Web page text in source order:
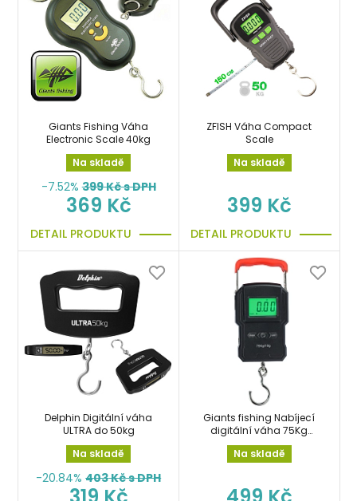
Giants Fishing Váha
Electronic Scale 40kg
Na skladě
-7.52% 399Kč s DPH
369 Kč
DETAIL PRODUKTU
ZFISH Váha Compact
Scale
Na skladě
399 Kč
DETAIL PRODUKTU
Delphin Digitální váha
ULTRA do 50kg
Na skladě
-20.84% 403Kč s DPH
Giants fishing Nabíjecí
digitální váha 75Kg
Rechargeable Digital
Scale
Na skladě